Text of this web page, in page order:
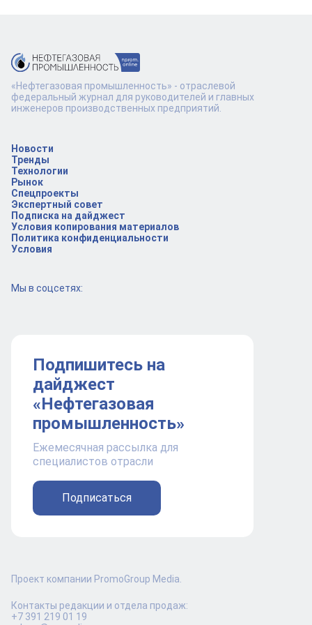
Новости
Тренды
Технологии
Рынок
Спецпроекты
Экспертный совет
Подписка на дайджест
Условия копирования материалов
Политика конфиденциальности
Условия
Мы в соцсетях:
Подпишитесь на
дайджест
«Нефтегазовая
промышленность»
Ежемесячная рассылка для
специалистов отрасли
Подписаться
«Нефтегазовая промышленность» - отраслевой
федеральный журнал для руководителей и главных
инженеров производственных предприятий.
Проект компании PromoGroup Media.
Контакты редакции и отдела продаж:
+7 391 219 01 19